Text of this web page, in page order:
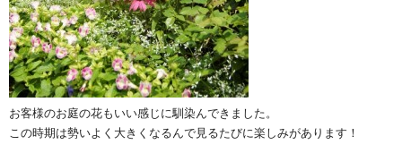
お客様のお庭の花もいい感じに馴染んできました。
この時期は勢いよく大きくなるんで見るたびに楽しみがあります！